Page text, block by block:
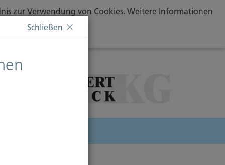
zur Verwendung von Cookies. Weitere Informationen
Schließen